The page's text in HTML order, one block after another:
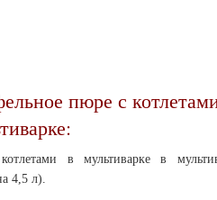
пюре с
в мультиварке в
4,5 л).